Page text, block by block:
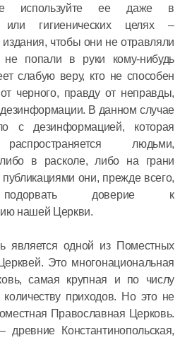
используйте ее даже в
или гигиенических целях –
издания, чтобы они не отравляли
попали в руки кому-нибудь
слабую веру, кто не способен
черного, правду от неправды,
В данном случае
с дезинформацией, которая
людьми,
в расколе, либо на грани
они, прежде всего,
подорвать доверие к
нашей Церкви.
является одной из Поместных
Это многонациональная
самая крупная и по числу
приходов. Но это не
Православная Церковь.
древние Константинопольская,